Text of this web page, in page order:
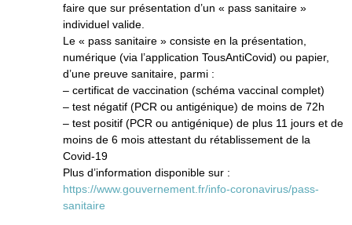
faire que sur présentation d’un « pass sanitaire »
individuel valide.
Le « pass sanitaire » consiste en la présentation,
numérique (via l’application TousAntiCovid) ou papier,
d’une preuve sanitaire, parmi :
– certificat de vaccination (schéma vaccinal complet)
– test négatif (PCR ou antigénique) de moins de 72h
– test positif (PCR ou antigénique) de plus 11 jours et de
moins de 6 mois attestant du rétablissement de la
Covid-19
Plus d’information disponible sur :
https://www.gouvernement.fr/info-coronavirus/pass-
sanitaire